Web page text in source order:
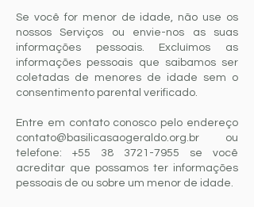
Se você for menor de idade, não use os
nossos Serviços ou envie-nos as suas
informações pessoais. Excluímos as
informações pessoais que saibamos ser
coletadas de menores de idade sem o
consentimento parental verificado.
Entre em contato conosco pelo endereço
contato@basilicasaogeraldo.org.br ou
telefone: +55 38 3721-7955 se você
acreditar que possamos ter informações
pessoais de ou sobre um menor de idade.